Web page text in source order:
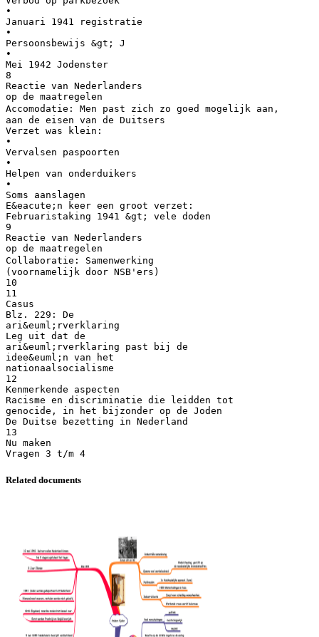
•
Januari 1941 registratie
•
Persoonsbewijs &gt; J
•
Mei 1942 Jodenster
8
Reactie van Nederlanders
op de maatregelen
Accomodatie: Men past zich zo goed mogelijk aan,
aan de eisen van de Duitsers
Verzet was klein:
•
Vervalsen paspoorten
•
Helpen van onderduikers
•
Soms aanslagen
E&eacute;n keer een groot verzet:
Februaristaking 1941 &gt; vele doden
9
Reactie van Nederlanders
op de maatregelen
Collaboratie: Samenwerking
(voornamelijk door NSB'ers)
10
11
Casus
Blz. 229: De
ari&euml;rverklaring
Leg uit dat de
ari&euml;rverklaring past bij de
idee&euml;n van het
nationaalsocialisme
12
Kenmerkende aspecten
Racisme en discriminatie die leidden tot
genocide, in het bijzonder op de Joden
De Duitse bezetting in Nederland
13
Nu maken
Related documents